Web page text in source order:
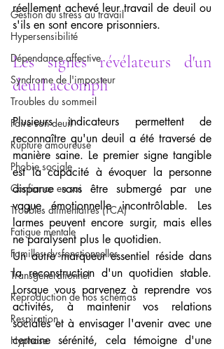
Gestion du stress au travail
Hypersensibilité
Dépendance affective
Syndrome de l'imposteur
Troubles du sommeil
Faire son deuil
Rupture amoureuse
Phobie sociale
Confiance en soi
Troubles alimentaires (TCA)
Fatigue mentale
Familles dysfonctionnelles
Transgénérationnel
Reproduction de nos schémas
Respiration
Hypnose
réellement achevé leur travail de deuil ou
s'ils en sont encore prisonniers.
Les signes révélateurs d'un
deuil accompli
Plusieurs indicateurs permettent de
reconnaître qu'un deuil a été traversé de
manière saine. Le premier signe tangible
est la capacité à évoquer la personne
disparue sans être submergé par une
vague émotionnelle incontrôlable. Les
larmes peuvent encore surgir, mais elles
ne paralysent plus le quotidien.
Un autre marqueur essentiel réside dans
la reconstruction d'un quotidien stable.
Lorsque vous parvenez à reprendre vos
activités, à maintenir vos relations
sociales et à envisager l'avenir avec une
certaine sérénité, cela témoigne d'une